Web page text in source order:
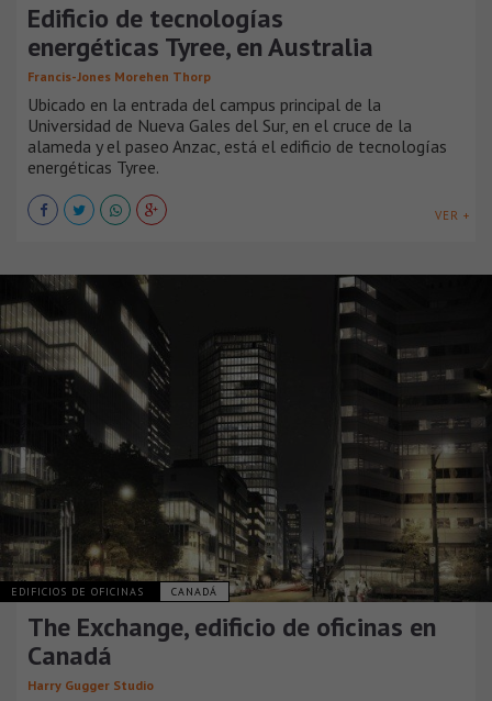
Edificio de tecnologías
energéticas Tyree, en Australia
Francis-Jones Morehen Thorp
Ubicado en la entrada del campus principal de la
Universidad de Nueva Gales del Sur, en el cruce de la
alameda y el paseo Anzac, está el edificio de tecnologías
energéticas Tyree.
VER +
EDIFICIOS DE OFICINAS CANADÁ
The Exchange, edificio de oficinas en
Canadá
Harry Gugger Studio